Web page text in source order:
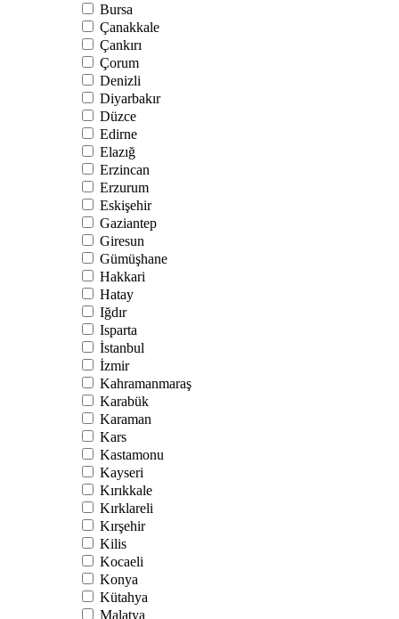
Bursa
Çanakkale
Çankırı
Çorum
Denizli
Diyarbakır
Düzce
Edirne
Elazığ
Erzincan
Erzurum
Eskişehir
Gaziantep
Giresun
Gümüşhane
Hakkari
Hatay
Iğdır
Isparta
İstanbul
İzmir
Kahramanmaraş
Karabük
Karaman
Kars
Kastamonu
Kayseri
Kırıkkale
Kırklareli
Kırşehir
Kilis
Kocaeli
Konya
Kütahya
Malatya